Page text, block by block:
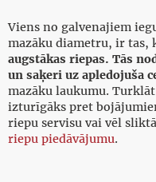
Viens no galvenajiem
mazāku diametru, ir tas,
augstākas riepas. Tās
un saķeri uz apledojuša
mazāku laukumu.
izturīgāks pret
riepu servisu vai vēl
riepu piedāvājumu.